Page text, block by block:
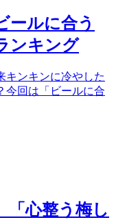
ールに合う
ンキング
キンキンに冷やした
今回は「ビールに合
「心整う梅し